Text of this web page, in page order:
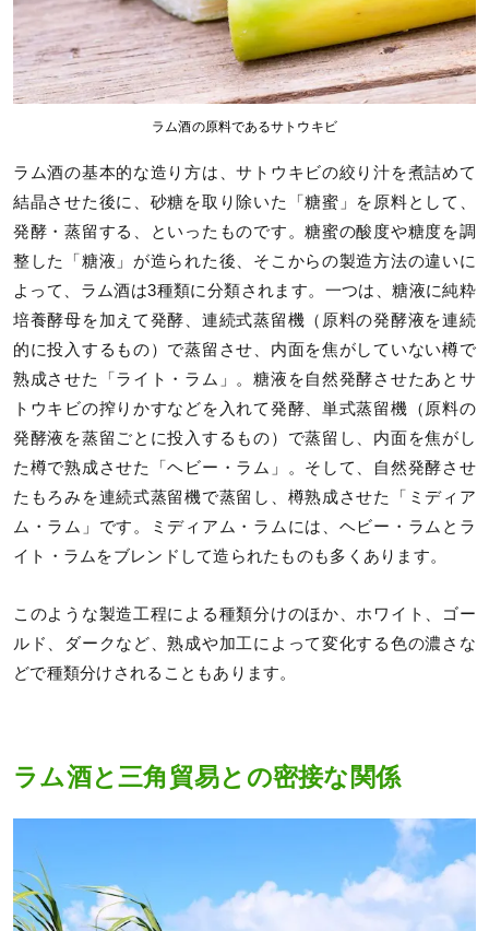
ラム酒の原料であるサトウキビ
ラム酒の基本的な造り方は、サトウキビの絞り汁を煮詰めて
結晶させた後に、砂糖を取り除いた「糖蜜」を原料として、
発酵・蒸留する、といったものです。糖蜜の酸度や糖度を調
整した「糖液」が造られた後、そこからの製造方法の違いに
よって、ラム酒は3種類に分類されます。一つは、糖液に純粋
培養酵母を加えて発酵、連続式蒸留機（原料の発酵液を連続
的に投入するもの）で蒸留させ、内面を焦がしていない樽で
熟成させた「ライト・ラム」。糖液を自然発酵させたあとサ
トウキビの搾りかすなどを入れて発酵、単式蒸留機（原料の
発酵液を蒸留ごとに投入するもの）で蒸留し、内面を焦がし
た樽で熟成させた「ヘビー・ラム」。そして、自然発酵させ
たもろみを連続式蒸留機で蒸留し、樽熟成させた「ミディア
ム・ラム」です。ミディアム・ラムには、ヘビー・ラムとラ
イト・ラムをブレンドして造られたものも多くあります。
このような製造工程による種類分けのほか、ホワイト、ゴー
ルド、ダークなど、熟成や加工によって変化する色の濃さな
どで種類分けされることもあります。
ラム酒と三角貿易との密接な関係